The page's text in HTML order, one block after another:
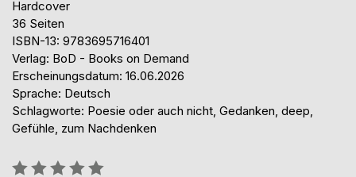
Hardcover
36 Seiten
ISBN-13: 9783695716401
Verlag: BoD - Books on Demand
Erscheinungsdatum: 16.06.2026
Sprache: Deutsch
Schlagworte: Poesie oder auch nicht, Gedanken, deep,
Gefühle, zum Nachdenken
Bewertung::